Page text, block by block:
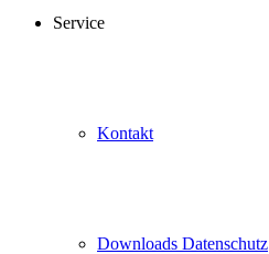
Service
Kontakt
Downloads Datenschutz